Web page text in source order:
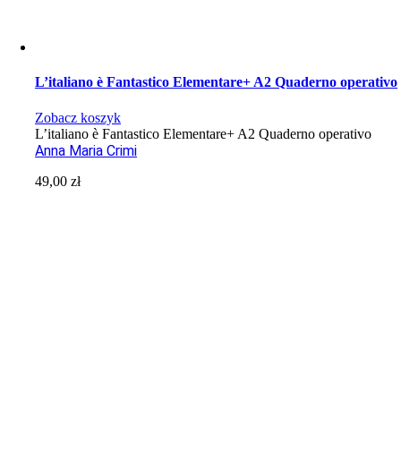
L’italiano è Fantastico Elementare+ A2 Quaderno operativo
Zobacz koszyk
L’italiano è Fantastico Elementare+ A2 Quaderno operativo
Anna Maria Crimi
49,00zł